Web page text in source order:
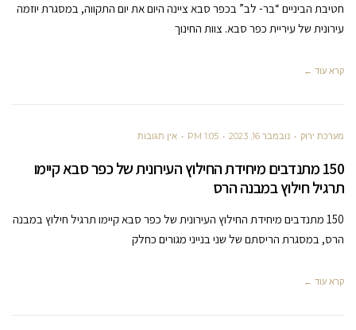
חטיבת הביניים “בר- לב” בכפר סבא ציינה היום את יום התקווה, במסגרת יוזמה
עירונית של עיריית כפר סבא. צוות החינוך
קרא עוד ←
מערכת ירוק נובמבר 16, 2023 1:05 PM אין תגובות
150 מתנדבים מיחידת החילוץ העירונית של כפר סבא קיימו
תרגיל חילוץ במבנה הרס
150 מתנדבים מיחידת החילוץ העירונית של כפר סבא קיימו תרגיל חילוץ במבנה
הרס, במסגרת הריסתם של שני בנייני מגורים כחלק
קרא עוד ←